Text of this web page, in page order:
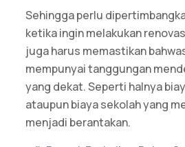
Sehingga perlu
ketika ingin melakukan
juga harus memastikan
mempunyai tanggungan
yang dekat. Seperti halnya
ataupun biaya sekolah yang
menjadi berantakan.